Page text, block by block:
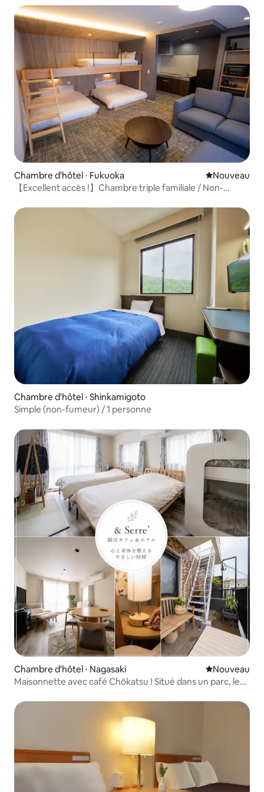
simple
Chambre d'hôtel ⋅ Fukuoka Nouvel
Nouveau
【Excellent accès !】Chambre triple familiale / Non-
Chambre d'hôtel ⋅ Shinkamigoto
Simple (non-fumeur) / 1 personne
Chambre d'hôtel ⋅ Nagasaki Nouvel
Nouveau
Maisonnette avec café Chōkatsu ! Situé dans un parc, les
groupe par jour !